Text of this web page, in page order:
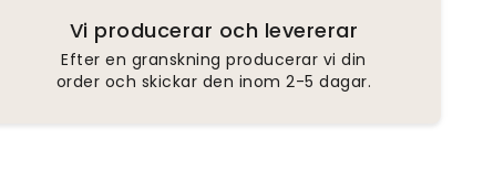
Vi producerar och levererar
Efter en granskning producerar vi din
order och skickar den inom 2-5 dagar.